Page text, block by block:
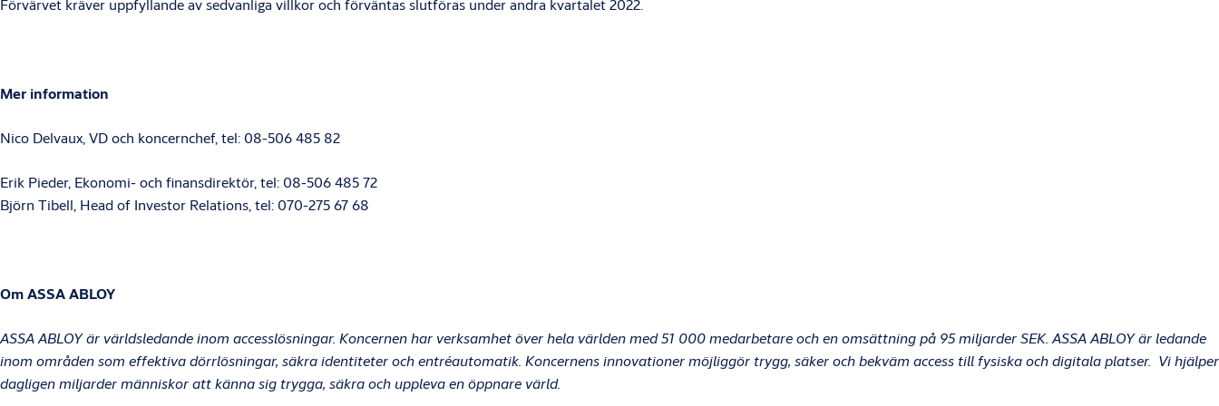
Förvärvet kräver uppfyllande av sedvanliga villkor och förväntas slutföras under andra kvartalet 2022.
Mer information
Nico Delvaux, VD och koncernchef, tel: 08-506 485 82
Erik Pieder, Ekonomi- och finansdirektör, tel: 08-506 485 72
Björn Tibell, Head of Investor Relations, tel: 070-275 67 68
Om ASSA ABLOY
ASSA ABLOY är världsledande inom accesslösningar. Koncernen har verksamhet över hela världen med 51 000 medarbetare och en omsättning på 95 miljarder SEK. ASSA ABLOY är ledande
inom områden som effektiva dörrlösningar, säkra identiteter och entréautomatik. Koncernens innovationer möjliggör trygg, säker och bekväm access till fysiska och digitala platser. Vi hjälper
dagligen miljarder människor att känna sig trygga, säkra och uppleva en öppnare värld.